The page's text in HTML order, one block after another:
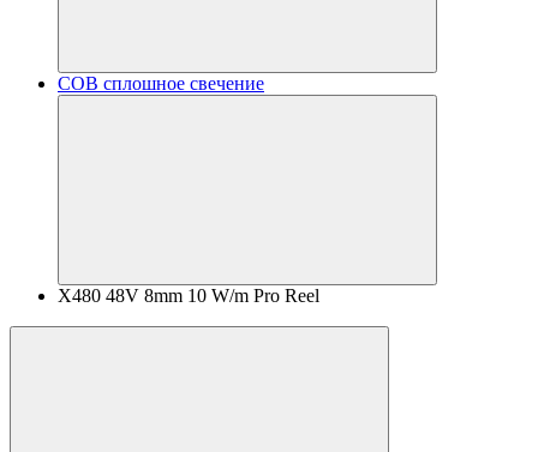
COB сплошное свечение
X480 48V 8mm 10 W/m Pro Reel